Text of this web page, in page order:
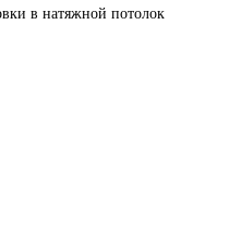
в натяжной потолок